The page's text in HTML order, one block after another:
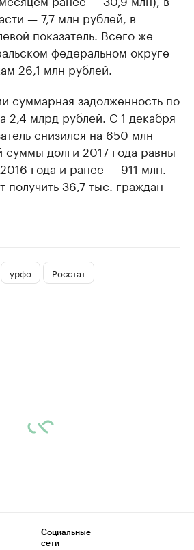
— 7,7 млн рублей, в
показатель. Всего же
федеральном округе
26,1 млн рублей.
суммарная задолженность по
2,4 млрд рублей. С 1 декабря
снизился на 650 млн
суммы долги 2017 года равны
года и ранее — 911 млн.
получить 36,7 тыс. граждан
урфо Росстат
Социальные
сети